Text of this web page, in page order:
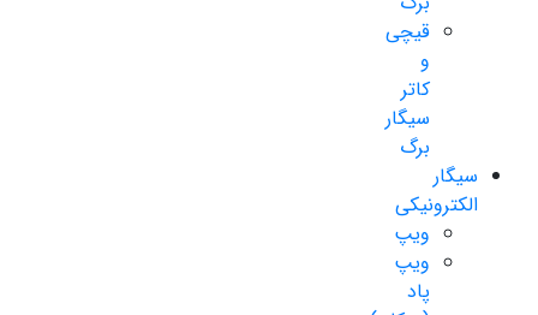
قیچی
و
کاتر
سیگار
برگ
سیگار
الکترونیکی
ویپ
ویپ
پاد